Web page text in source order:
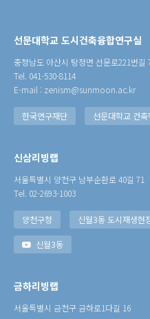
선문대학교 도시건축융합연구실
충청남도 아산시 탕정면 선문로221번길
Tel. 041-530-8114
E-mail : zenism@sunmoon.ac.kr
한국연구재단 선문대학교 건
신삼리빙랩
서울특별시 양천구 남부순환로 40길 71
Tel. 02-2693-1003
양천구청 신월3동 도시재생현
신월3동
금하리빙랩
서울특별시 금천구 금하로1다길 16